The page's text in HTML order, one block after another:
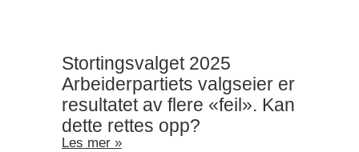
Stortingsvalget 2025
Arbeiderpartiets valgseier er
resultatet av flere «feil». Kan
dette rettes opp?
Les mer »